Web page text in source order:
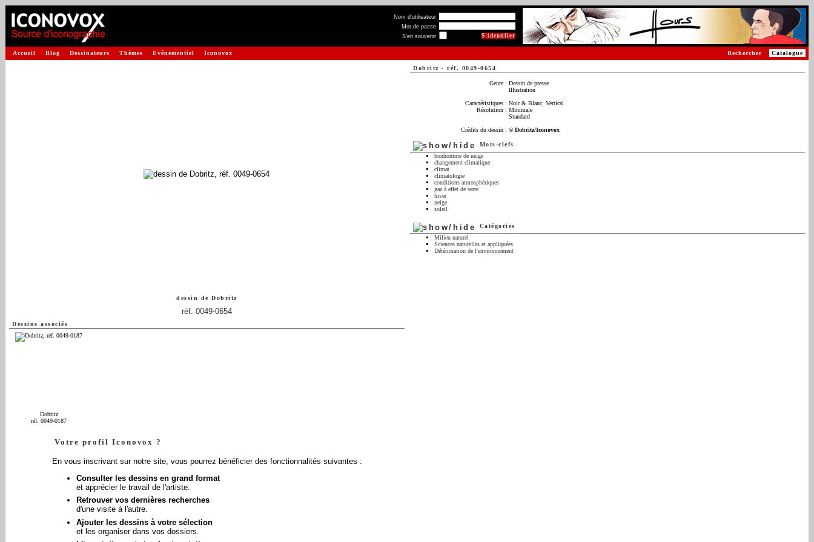
Nom d'utilisateur
Mot de passe
S'en souvenir
Accueil Blog Dessinateurs Thèmes Evénementiel Iconovox Catalogue
Rechercher
dessin deDobritz
réf. 0049-0654
Dessins associés
Dobritz
réf. 0049-0187
Votre profil Iconovox ?
En vous inscrivant sur notre site, vous pourrez bénéficier des fonctionnalités suivantes :
Consulter les dessins en grand format
et apprécier le travail de l'artiste.
Retrouver vos dernières recherches
d'une visite à l'autre.
Ajouter les dessins à votre sélection
et les organiser dans vos dossiers.
Dobritz - réf. 0049-0654
Genre : Dessin de presse
Illustration
Caractéristiques : Noir & Blanc, Vertical
Résolution : Minimale
Standard
Crédits du dessin : © Dobritz/Iconovox
Mots-clefs
bonhomme de neige
changement climatique
climat
climatologie
conditions atmosphériques
gaz à effet de serre
hiver
neige
soleil
Catégories
Milieu naturel
Sciences naturelles et appliquées
Détérioration de l'environnement